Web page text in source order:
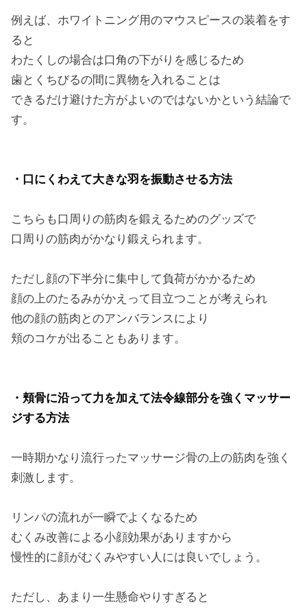
例えば、ホワイトニング用のマウスピースの装着をす
ると
わたくしの場合は口角の下がりを感じるため
歯とくちびるの間に異物を入れることは
できるだけ避けた方がよいのではないかという結論で
す。
・口にくわえて大きな羽を振動させる方法
こちらも口周りの筋肉を鍛えるためのグッズで
口周りの筋肉がかなり鍛えられます。
ただし顔の下半分に集中して負荷がかかるため
顔の上のたるみがかえって目立つことが考えられ
他の顔の筋肉とのアンバランスにより
頬のコケが出ることもあります。
・頬骨に沿って力を加えて法令線部分を強くマッサー
ジする方法
一時期かなり流行ったマッサージ骨の上の筋肉を強く
刺激します。
リンパの流れが一瞬でよくなるため
むくみ改善による小顔効果がありますから
慢性的に顔がむくみやすい人には良いでしょう。
ただし、あまり一生懸命やりすぎると